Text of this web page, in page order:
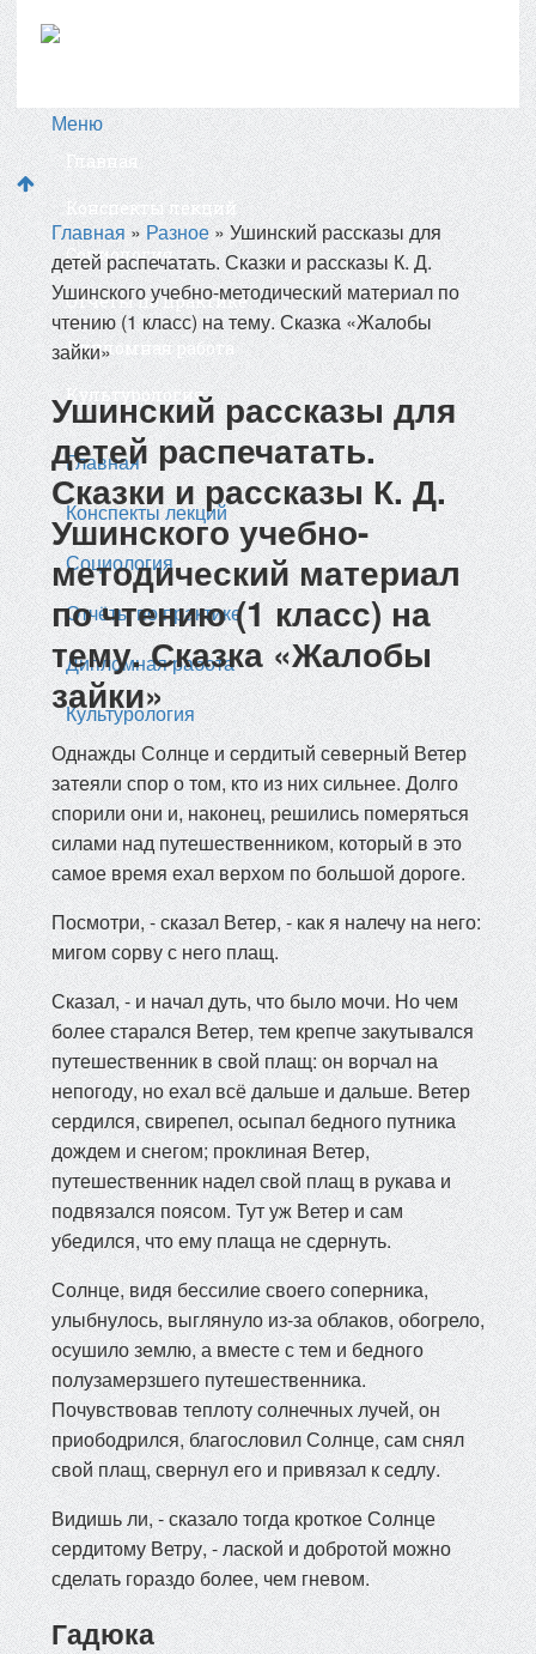
Меню
Главная
Конспекты лекций
Социология
Отчёты по практике
Дипломная работа
Культурология
Главная
Конспекты лекций
Социология
Отчёты по практике
Дипломная работа
Культурология
Главная»Разное»Ушинский рассказы для
детей распечатать. Сказки и рассказы К. Д.
Ушинского учебно-методический материал по
чтению (1 класс) на тему. Сказка «Жалобы
зайки»
Ушинский рассказы для
детей распечатать.
Сказки и рассказы К. Д.
Ушинского учебно-
методический материал
по чтению (1 класс) на
тему. Сказка «Жалобы
зайки»
Однажды Солнце и сердитый северный Ветер
затеяли спор о том, кто из них сильнее. Долго
спорили они и, наконец, решились померяться
силами над путешественником, который в это
самое время ехал верхом по большой дороге.
Посмотри, - сказал Ветер, - как я налечу на него:
мигом сорву с него плащ.
Сказал, - и начал дуть, что было мочи. Но чем
более старался Ветер, тем крепче закутывался
путешественник в свой плащ: он ворчал на
непогоду, но ехал всё дальше и дальше. Ветер
сердился, свирепел, осыпал бедного путника
дождем и снегом; проклиная Ветер,
путешественник надел свой плащ в рукава и
подвязался поясом. Тут уж Ветер и сам
убедился, что ему плаща не сдернуть.
Солнце, видя бессилие своего соперника,
улыбнулось, выглянуло из-за облаков, обогрело,
осушило землю, а вместе с тем и бедного
полузамерзшего путешественника.
Почувствовав теплоту солнечных лучей, он
приободрился, благословил Солнце, сам снял
свой плащ, свернул его и привязал к седлу.
Видишь ли, - сказало тогда кроткое Солнце
сердитому Ветру, - лаской и добротой можно
сделать гораздо более, чем гневом.
Гадюка